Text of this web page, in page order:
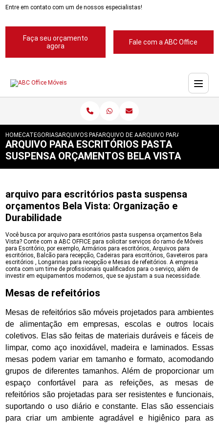
Entre em contato com um de nossos especialistas!
Faça seu orçamento
agora
Fale com a ABC Office
HOMECATEGORIASARQUIVOS PARA ESCRITORIOS
ARQUIVO DE ACO PARA ESCRITORIOS
ARQUIVO PARA
ARQUIVO PARA ESCRITÓRIOS PASTA
SUSPENSA ORÇAMENTOS BELA VISTA
arquivo para escritórios pasta suspensa
orçamentos Bela Vista: Organização e
Durabilidade
Você busca por arquivo para escritórios pasta suspensa orçamentos Bela
Vista? Conte com a ABC OFFICE para solicitar serviços do ramo de Móveis
para Escritório, por exemplo, Armários para escritórios, Arquivos para
escritórios, Balcão para recepção, Cadeiras para escritórios, Gaveteiros para
escritórios , Longarinas para recepção e Mesas de refeitórios. A empresa
conta com um time de profissionais qualificados para o serviço, além de
investir em equipamentos modernos, que se ajustam a sua necessidade.
Mesas de refeitórios
Mesas de refeitórios são móveis projetados para ambientes
de alimentação em empresas, escolas e outros locais
coletivos. Elas são feitas de materiais duráveis e fáceis de
limpar, como aço inoxidável, madeira e laminados. Essas
mesas podem variar em tamanho e formato, acomodando
grupos de diferentes tamanhos. Além de proporcionar um
espaço confortável para as refeições, as mesas de
refeitórios são projetadas para ser resistentes e funcionais,
suportando o uso diário e constante. Elas são essenciais
para criar um ambiente agradável e higiênico para as